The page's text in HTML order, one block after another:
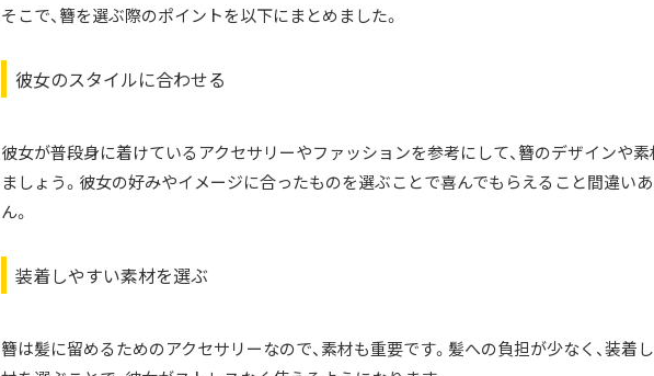
そこで、簪を選ぶ際のポイントを以下にまとめました。
彼女のスタイルに合わせる
彼女が普段身に着けているアクセサリーやファッションを参考にして、簪のデザインや
ましょう。彼女の好みやイメージに合ったものを選ぶことで喜んでもらえること間違い
ん。
装着しやすい素材を選ぶ
簪は髪に留めるためのアクセサリーなので、素材も重要です。髪への負担が少なく、装着